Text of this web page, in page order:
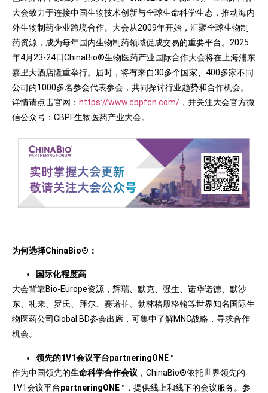
大会致力于连接中国生物技术创新与全球生命科学生态，推动海内
外生物制药企业跨境合作。大会从2009年开始，汇聚全球生物制
药资源，成为每年国内生物制药领域促成交易的重要平台。2025
年4月23-24日ChinaBio®生物医药产业国际合作大会将在上海浦东
嘉里大酒店隆重举行。届时，将有来自30多个国家、400多家不同
公司的1000多名参会代表参会，共同探讨行业趋势和合作机会。
详情请点击官网： https://www.cbpfcn.com/ ，并关注大会官方微
信公众号：CBPF生物医药产业大会。
为何选择ChinaBio®：
国际化程度高
大会背靠Bio-Europe资源，辉瑞、默克、强生、诺华诺德、默沙
东、礼来、罗氏、拜尔、赛诺菲、勃林格殷格翰等世界知名国际生
物医药公司Global BD参会出席，可集中了解MNC战略，寻求合作
机会。
领先的1V1会议平台partneringONE™
作为中国领先的生命科学合作会议 ，ChinaBio®依托世界领先的
1V1会议平台partneringONE™ ，提供线上和线下的会议服务。参